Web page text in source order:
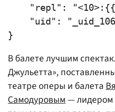
"repl":
"uid":
В балете лучшим
Джульетта»,
театре оперы и балета
Самодуровым— лидером